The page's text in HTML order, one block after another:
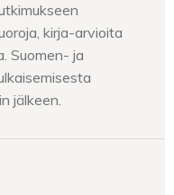
kirja-arvioita
Suomen- ja
jälkeen.